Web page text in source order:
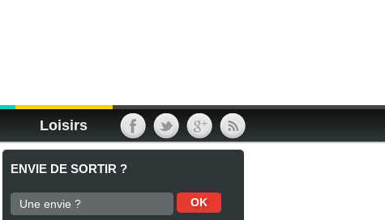
Loisirs
ENVIE DE SORTIR ?